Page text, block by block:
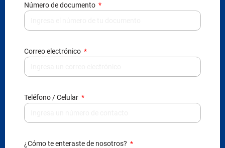
Número de documento
Correo electrónico
Teléfono / Celular
¿Cómo te enteraste de nosotros?